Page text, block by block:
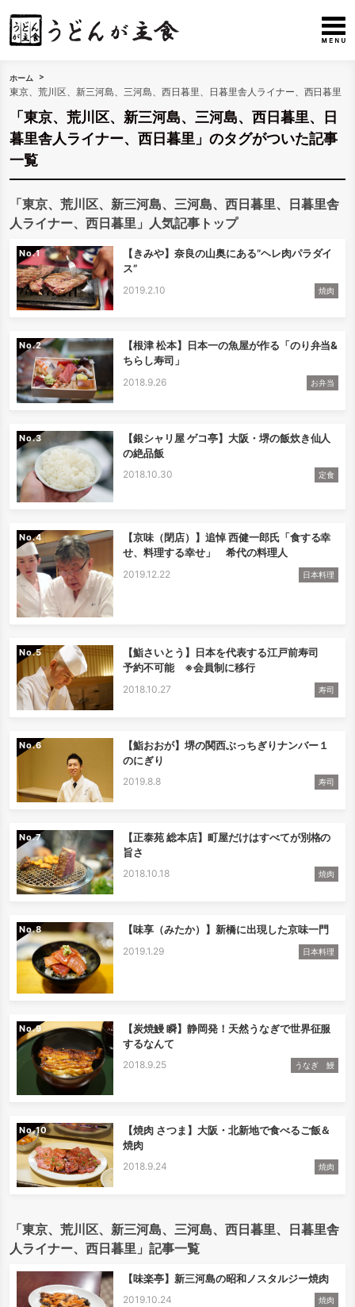
ホーム
東京、荒川区、新三河島、三河島、西日暮里、日暮里舎人ライナー、西日暮里
「東京、荒川区、新三河島、三河島、西日暮里、日
暮里舎人ライナー、西日暮里」のタグがついた記事
一覧
「東京、荒川区、新三河島、三河島、西日暮里、日暮里舎
人ライナー、西日暮里」人気記事トップ
No.
【きみや】奈良の山奥にある”ヘレ肉パラダイ
ス”
2019.2.10 焼肉
No.
【根津 松本】日本一の魚屋が作る「のり弁当&
ちらし寿司」
2018.9.26 お弁当
No.
【銀シャリ屋 ゲコ亭】大阪・堺の飯炊き仙人
の絶品飯
2018.10.30 定食
No.
【京味（閉店）】追悼 西健一郎氏「食する幸
せ、料理する幸せ」 希代の料理人
2019.12.22 日本料理
No.
【鮨さいとう】日本を代表する江戸前寿司
予約不可能 ※会員制に移行
2018.10.27 寿司
No.
【鮨おおが】堺の関西ぶっちぎりナンバー１
のにぎり
2019.8.8 寿司
No.
【正泰苑 総本店】町屋だけはすべてが別格の
旨さ
2018.10.18 焼肉
No. 【味享（みたか）】新橋に出現した京味一門
2019.1.29 日本料理
No.
【炭焼鰻 瞬】静岡発！天然うなぎで世界征服
するなんて
2018.9.25 うなぎ 鰻
No.
【焼肉 さつま】大阪・北新地で食べるご飯＆
焼肉
2018.9.24 焼肉
「東京、荒川区、新三河島、三河島、西日暮里、日暮里舎
人ライナー、西日暮里」記事一覧
【味楽亭】新三河島の昭和ノスタルジー焼肉
2019.10.24 焼肉